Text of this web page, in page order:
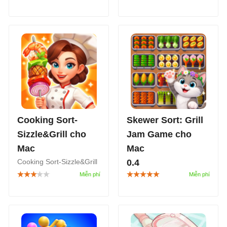
3D, xoay quanh cuộc
phiêu lưu của Ben và
Jerry, hai nhân vật đồng
hành cùng người chơi
trong hành trình giải đố.
phong cách phân loại đồ
vật quen thuộc nhưng
được biến tấu với những
chiếc bánh ngọt đầy màu
sắc.
Cooking Sort-
Sizzle&Grill cho
Mac
Cooking Sort-Sizzle&Grill
cho Mac là một tựa game
triển một nhà hàng ẩm
Skewer Sort: Grill
Jam Game cho
Mac
0.4
Skewer Sort: Grill Jam
giữa chủ đề nấu ăn và cơ
chế phân loại nguyên